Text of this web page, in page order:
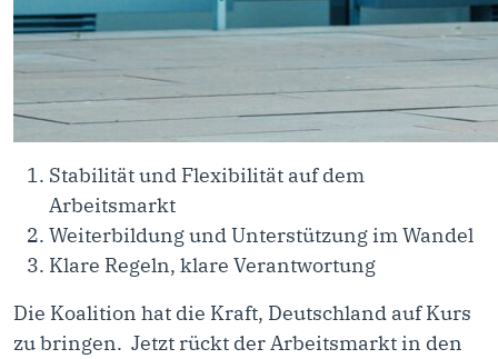
Stabilität und Flexibilität auf dem
Arbeitsmarkt
Weiterbildung und Unterstützung im Wandel
Klare Regeln, klare Verantwortung
Die Koalition hat die Kraft, Deutschland auf Kurs
zu bringen. Jetzt rückt der Arbeitsmarkt in den